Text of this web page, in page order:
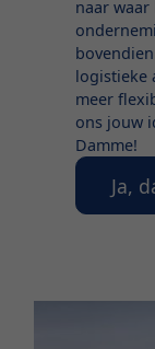
naar
logistieke
meer
ons jouw
Damme!
Ja,